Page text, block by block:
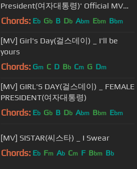
President(여자대통령)' Official MV
(Dance.ver)
Chords: Eb Gb B Db Abm Ebm Bbm
[MV] Girl's Day(걸스데이) _ I'll be
yours
Chords: Gm C D Bb Cm G Dm
[MV] GIRL'S DAY(걸스데이) _ FEMALE
PRESIDENT(여자대통령)
Chords: Eb Gb B Db Abm Bbm Ebm
[MV] SISTAR(씨스타) _ I Swear
Chords: Eb Fm Ab Cm F Bbm Bb